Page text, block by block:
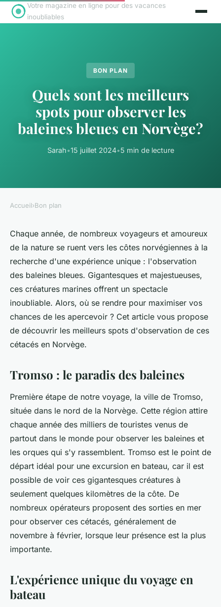
Votre magazine en ligne pour des vacances
inoubliables
BON PLAN
Quels sont les meilleurs
spots pour observer les
baleines bleues en Norvège?
Sarah•15 juillet 2024•5 min de lecture
Accueil›Bon plan
Chaque année, de nombreux voyageurs et amoureux
de la nature se ruent vers les côtes norvégiennes à la
recherche d'une expérience unique : l'observation
des baleines bleues. Gigantesques et majestueuses,
ces créatures marines offrent un spectacle
inoubliable. Alors, où se rendre pour maximiser vos
chances de les apercevoir ? Cet article vous propose
de découvrir les meilleurs spots d'observation de ces
cétacés en Norvège.
Tromso : le paradis des baleines
Première étape de notre voyage, la ville de Tromso,
située dans le nord de la Norvège. Cette région attire
chaque année des milliers de touristes venus de
partout dans le monde pour observer les baleines et
les orques qui s'y rassemblent. Tromso est le point de
départ idéal pour une excursion en bateau, car il est
possible de voir ces gigantesques créatures à
seulement quelques kilomètres de la côte. De
nombreux opérateurs proposent des sorties en mer
pour observer ces cétacés, généralement de
novembre à février, lorsque leur présence est la plus
importante.
L'expérience unique du voyage en
bateau